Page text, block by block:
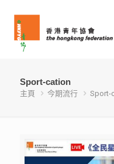
Sport-cation
主頁 今期流行 Sport-